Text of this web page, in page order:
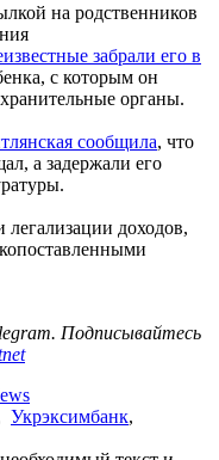
на родственников
забрали его в
с которым он
органы.
сообщила, что
а задержали его
легализации доходов,
Подписывайтесь
Укрэксимбанк,